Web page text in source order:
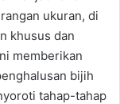
ukuran, di
khusus dan
memberikan
bijih
tahap-tahap